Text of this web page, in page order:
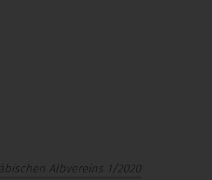
Albvereins 1/2020